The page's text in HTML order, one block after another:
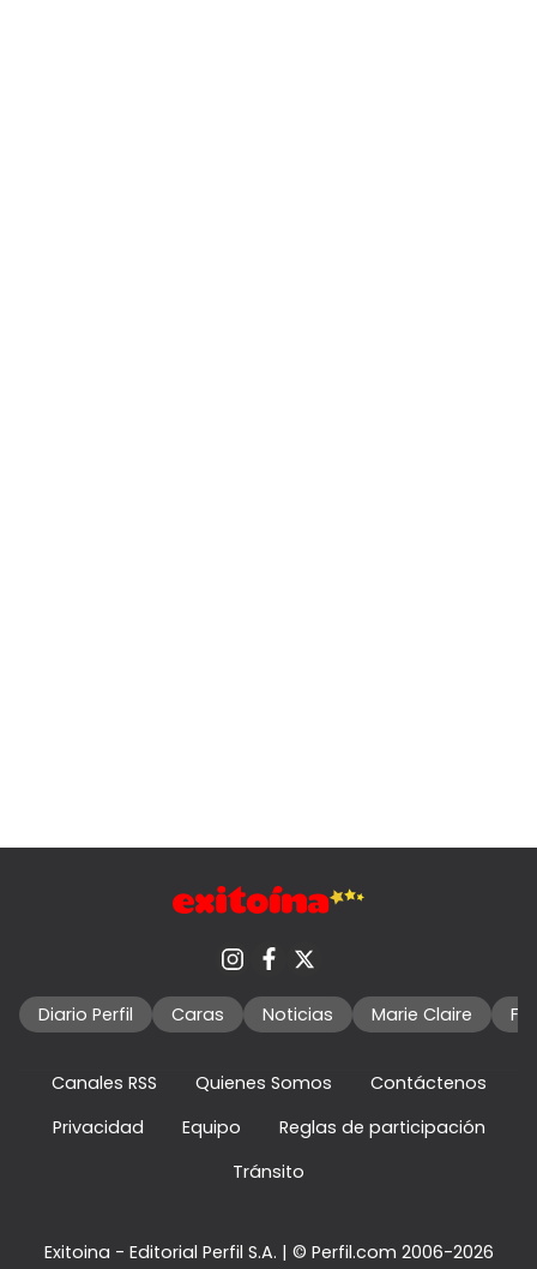
Diario Perfil Caras Noticias Marie Claire
Canales RSS Quienes Somos
Contáctenos
Privacidad
Equipo
Reglas de participación
Tránsito
Exitoina - Editorial Perfil S.A. | © Perfil.com 2006-2026